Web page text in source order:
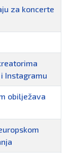
za koncerte
Instagramu
obilježava